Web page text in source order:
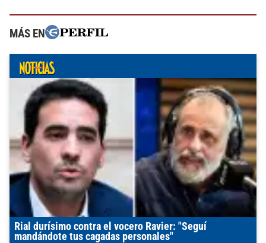
MÁS EN
Rial durísimo contra el vocero Ravier: "Seguí
mandándote tus cagadas personales"